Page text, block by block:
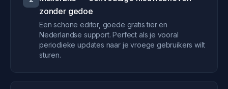
zonder gedoe
Een schone editor, goede gratis tier en
Nederlandse support. Perfect als je vooral
periodieke updates naar je vroege gebruikers wilt
sturen.